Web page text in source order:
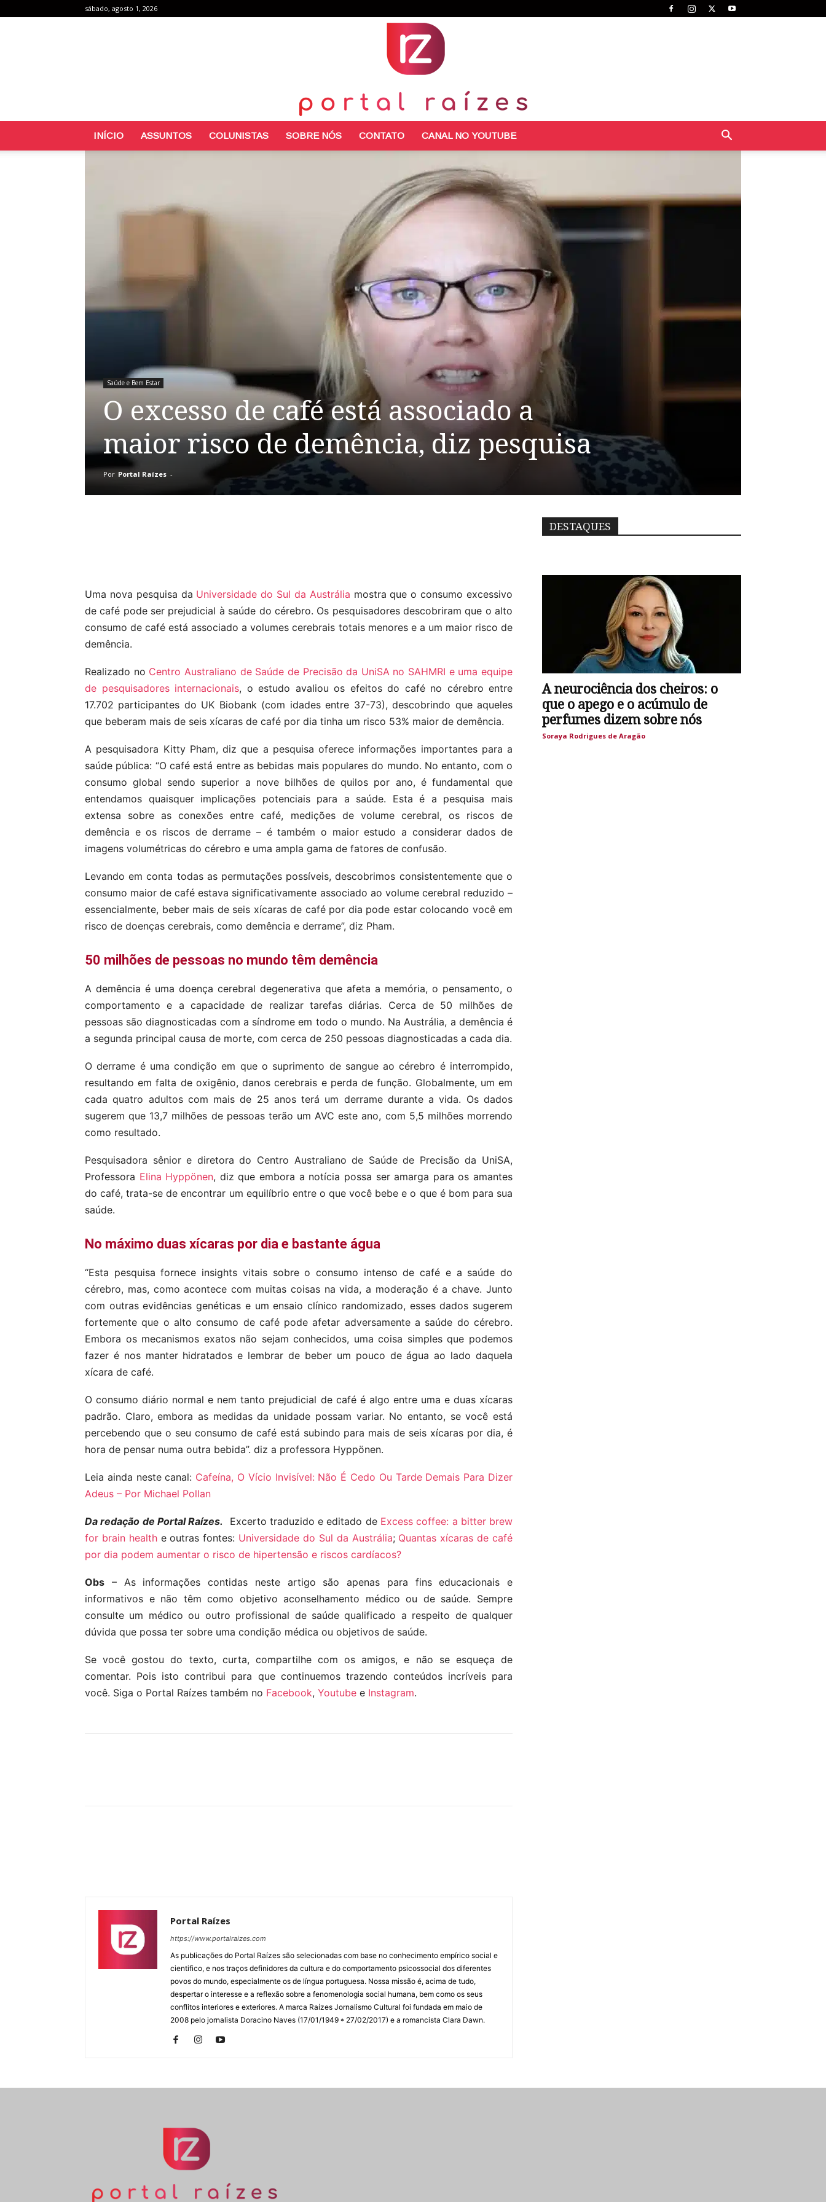
sábado, agosto 1, 2026
INÍCIO ASSUNTOS COLUNISTAS SOBRE NÓS CONTATO CANAL NO YOUTUBE
Saúde e Bem Estar
O excesso de café está associado a
maior risco de demência, diz pesquisa
Por Portal Raízes -
Uma nova pesquisa da Universidade do Sul da Austrália mostra que o consumo excessivo
de café pode ser prejudicial à saúde do cérebro. Os pesquisadores descobriram que o alto
consumo de café está associado a volumes cerebrais totais menores e a um maior risco de
demência.
Realizado no Centro Australiano de Saúde de Precisão da UniSA no SAHMRI e uma equipe
de pesquisadores internacionais, o estudo avaliou os efeitos do café no cérebro entre
17.702 participantes do UK Biobank (com idades entre 37-73), descobrindo que aqueles
que beberam mais de seis xícaras de café por dia tinha um risco 53% maior de demência.
A pesquisadora Kitty Pham, diz que a pesquisa oferece informações importantes para a
saúde pública: “O café está entre as bebidas mais populares do mundo. No entanto, com o
consumo global sendo superior a nove bilhões de quilos por ano, é fundamental que
entendamos quaisquer implicações potenciais para a saúde. Esta é a pesquisa mais
extensa sobre as conexões entre café, medições de volume cerebral, os riscos de
demência e os riscos de derrame – é também o maior estudo a considerar dados de
imagens volumétricas do cérebro e uma ampla gama de fatores de confusão.
Levando em conta todas as permutações possíveis, descobrimos consistentemente que o
consumo maior de café estava significativamente associado ao volume cerebral reduzido –
essencialmente, beber mais de seis xícaras de café por dia pode estar colocando você em
risco de doenças cerebrais, como demência e derrame”, diz Pham.
50 milhões de pessoas no mundo têm demência
A demência é uma doença cerebral degenerativa que afeta a memória, o pensamento, o
comportamento e a capacidade de realizar tarefas diárias. Cerca de 50 milhões de
pessoas são diagnosticadas com a síndrome em todo o mundo. Na Austrália, a demência é
a segunda principal causa de morte, com cerca de 250 pessoas diagnosticadas a cada dia.
O derrame é uma condição em que o suprimento de sangue ao cérebro é interrompido,
resultando em falta de oxigênio, danos cerebrais e perda de função. Globalmente, um em
cada quatro adultos com mais de 25 anos terá um derrame durante a vida. Os dados
sugerem que 13,7 milhões de pessoas terão um AVC este ano, com 5,5 milhões morrendo
como resultado.
Pesquisadora sênior e diretora do Centro Australiano de Saúde de Precisão da UniSA,
Professora Elina Hyppönen, diz que embora a notícia possa ser amarga para os amantes
do café, trata-se de encontrar um equilíbrio entre o que você bebe e o que é bom para sua
saúde.
No máximo duas xícaras por dia e bastante água
“Esta pesquisa fornece insights vitais sobre o consumo intenso de café e a saúde do
cérebro, mas, como acontece com muitas coisas na vida, a moderação é a chave. Junto
com outras evidências genéticas e um ensaio clínico randomizado, esses dados sugerem
fortemente que o alto consumo de café pode afetar adversamente a saúde do cérebro.
Embora os mecanismos exatos não sejam conhecidos, uma coisa simples que podemos
fazer é nos manter hidratados e lembrar de beber um pouco de água ao lado daquela
xícara de café.
O consumo diário normal e nem tanto prejudicial de café é algo entre uma e duas xícaras
padrão. Claro, embora as medidas da unidade possam variar. No entanto, se você está
percebendo que o seu consumo de café está subindo para mais de seis xícaras por dia, é
hora de pensar numa outra bebida”. diz a professora Hyppönen.
Leia ainda neste canal: Cafeína, O Vício Invisível: Não É Cedo Ou Tarde Demais Para Dizer
Adeus – Por Michael Pollan
Da redação de Portal Raízes. Excerto traduzido e editado deExcess coffee: a bitter brew
for brain healthe outras fontes: Universidade do Sul da Austrália; Quantas xícaras de café
por dia podem aumentar o risco de hipertensão e riscos cardíacos?
Obs – As informações contidas neste artigo são apenas para fins educacionais e
informativos e não têm como objetivo aconselhamento médico ou de saúde. Sempre
consulte um médico ou outro profissional de saúde qualificado a respeito de qualquer
dúvida que possa ter sobre uma condição médica ou objetivos de saúde.
Se você gostou do texto, curta, compartilhe com os amigos, e não se esqueça de
comentar. Pois isto contribui para que continuemos trazendo conteúdos incríveis para
você. Siga o Portal Raízes também no Facebook, Youtube e Instagram.
Portal Raízes
https://www.portalraizes.com
As publicações do Portal Raízes são selecionadas com base no conhecimento empírico social e
cientifico, e nos traços definidores da cultura e do comportamento psicossocial dos diferentes
povos do mundo, especialmente os de língua portuguesa. Nossa missão é, acima de tudo,
despertar o interesse e a reflexão sobre a fenomenologia social humana, bem como os seus
conflitos interiores e exteriores. A marca Raízes Jornalismo Cultural foi fundada em maio de
2008 pelo jornalista Doracino Naves (17/01/1949 * 27/02/2017) e a romancista Clara Dawn.
DESTAQUES
A neurociência dos cheiros: o
que o apego e o acúmulo de
perfumes dizem sobre nós
Soraya Rodrigues de Aragão